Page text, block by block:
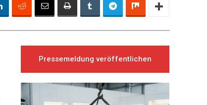
Pressemeldung veröffentlichen